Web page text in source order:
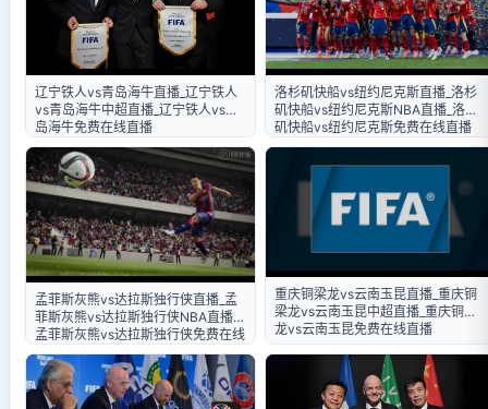
辽宁铁人vs青岛海牛直播_辽宁铁人
vs青岛海牛中超直播_辽宁铁人vs青
岛海牛免费在线直播
洛杉矶快船vs纽约尼克斯直播_洛杉
矶快船vs纽约尼克斯NBA直播_洛杉
矶快船vs纽约尼克斯免费在线直播
孟菲斯灰熊vs达拉斯独行侠直播_孟
菲斯灰熊vs达拉斯独行侠NBA直播_
孟菲斯灰熊vs达拉斯独行侠免费在线
直播
重庆铜梁龙vs云南玉昆直播_重庆铜
梁龙vs云南玉昆中超直播_重庆铜梁
龙vs云南玉昆免费在线直播